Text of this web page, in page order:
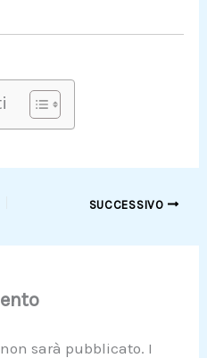
SUCCESSIVO
sarà pubblicato. I